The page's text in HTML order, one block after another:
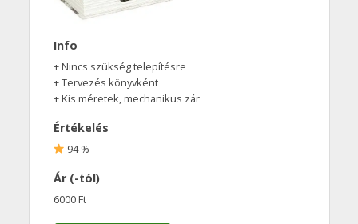
Info
+ Nincs szükség telepítésre
+ Tervezés könyvként
+ Kis méretek, mechanikus zár
Értékelés
94 %
Ár (-tól)
6000 Ft